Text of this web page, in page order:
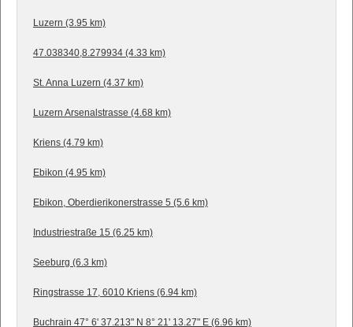
Luzern (3.95 km)
47.038340,8.279934 (4.33 km)
St. Anna Luzern (4.37 km)
Luzern Arsenalstrasse (4.68 km)
Kriens (4.79 km)
Ebikon (4.95 km)
Ebikon, Oberdierikonerstrasse 5 (5.6 km)
Industriestraße 15 (6.25 km)
Seeburg (6.3 km)
Ringstrasse 17, 6010 Kriens (6.94 km)
Buchrain 47° 6' 37.213" N 8° 21' 13.27" E (6.96 km)